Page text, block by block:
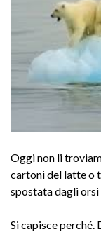
Oggi non li
cartoni del latte o
spostata dagli
Si capisce perché.